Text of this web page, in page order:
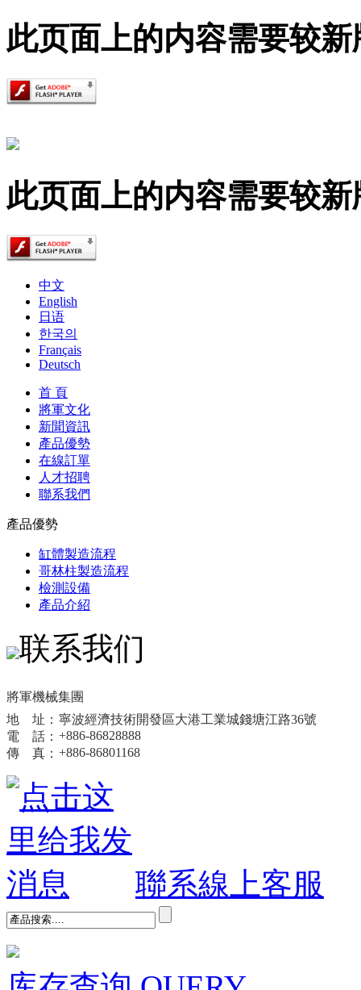
此页面上的内容需要较
此页面上的内容需要较
中文
English
日语
한국의
Français
Deutsch
首 頁
將軍文化
新聞資訊
產品優勢
在線訂單
人才招聘
聯系我們
產品優勢
缸體製造流程
哥林柱製造流程
檢測設備
產品介紹
联系我们
將軍機械集團
地 址： 寧波經濟技術開發區大港工業城錢塘江路36號
電 話： +886-86828888
傳 真： +886-86801168
聯系線上客服